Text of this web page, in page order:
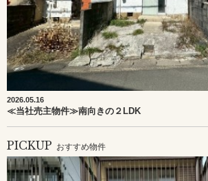
2026.05.16
≪当社売主物件≫南向きの２LDK
PICKUP おすすめ物件